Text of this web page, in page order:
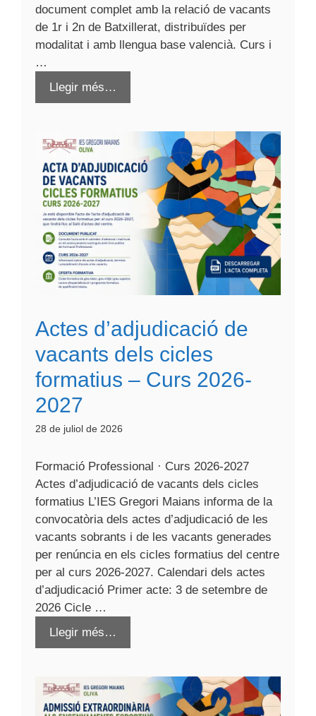
document complet amb la relació de vacants
de 1r i 2n de Batxillerat, distribuïdes per
modalitat i amb llengua base valencià. Curs i
…
Llegir més…
Actes d’adjudicació de
vacants dels cicles
formatius – Curs 2026-
2027
28 de juliol de 2026
Formació Professional · Curs 2026-2027
Actes d’adjudicació de vacants dels cicles
formatius L’IES Gregori Maians informa de la
convocatòria dels actes d’adjudicació de les
vacants sobrants i de les vacants generades
per renúncia en els cicles formatius del centre
per al curs 2026-2027. Calendari dels actes
d’adjudicació Primer acte: 3 de setembre de
2026 Cicle …
Llegir més…